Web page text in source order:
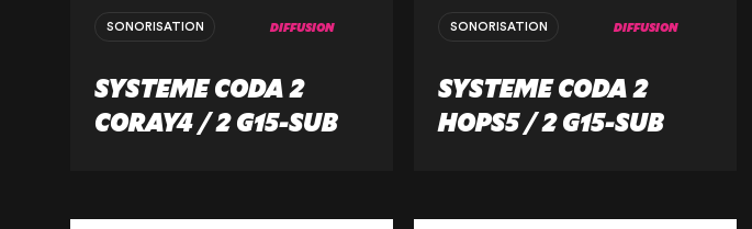
SONORISATION DIFFUSION
SYSTEME CODA 2
CORAY4 / 2 G15-SUB
SONORISATION DIFFUSION
SYSTEME CODA 2
HOPS5 / 2 G15-SUB